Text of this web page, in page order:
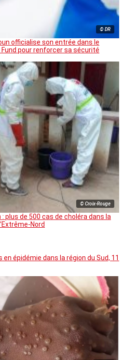
© DR
officialise son entrée dans le
Fund pour renforcer sa sécurité
© Croix-Rouge
: plus de 500 cas de choléra dans la
Nord
en épidémie dans la région du Sud, 11